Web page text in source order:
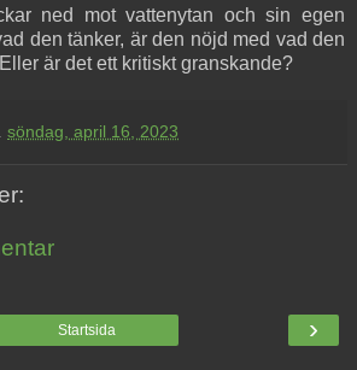
ned mot vattenytan och sin egen
den tänker, är den nöjd med vad den
är det ett kritiskt granskande?
söndag, april 16, 2023
›
Startsida